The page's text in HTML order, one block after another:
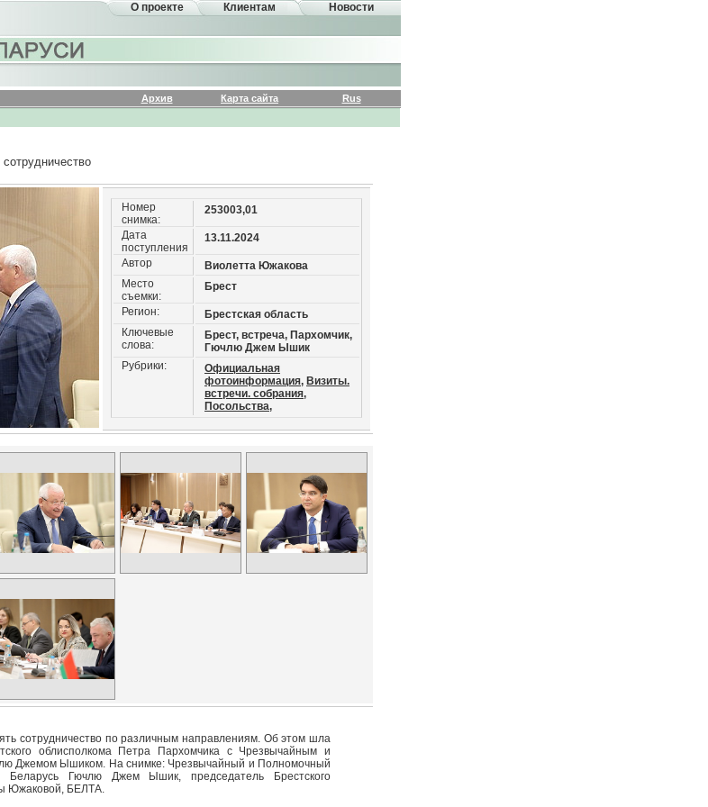
О проекте Клиентам Новости
Архив Карта сайта
Rus
Номер
снимка:
253003,01
Дата
поступления
13.11.2024
Автор
Виолетта Южакова
Место
съемки:
Брест
Регион:
Брестская область
Ключевые
слова:
Брест, встреча, Пархомчик,
Гючлю Джем Ышик
Рубрики:
Официальная
фотоинформация, Визиты.
встречи. собрания,
Посольства,
сотрудничество по различным направлениям. Об этом шла
облисполкома Петра Пархомчика с Чрезвычайным и
Джемом Ышиком. На снимке: Чрезвычайный и Полномочный
Беларусь Гючлю Джем Ышик, председатель Брестского
Южаковой, БЕЛТА.